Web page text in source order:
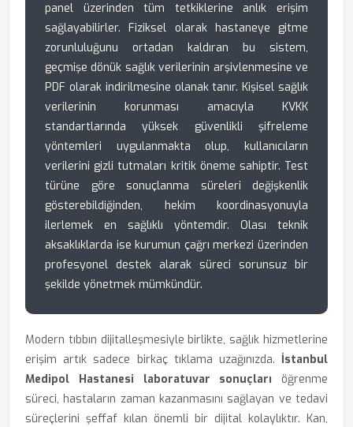
panel üzerinden tüm tetkiklerine anlık erişim
sağlayabilirler. Fiziksel olarak hastaneye gitme
zorunluluğunu ortadan kaldıran bu sistem,
geçmişe dönük sağlık verilerinin arşivlenmesine ve
PDF olarak indirilmesine olanak tanır. Kişisel sağlık
verilerinin korunması amacıyla KVKK
standartlarında yüksek güvenlikli şifreleme
yöntemleri uygulanmakta olup, kullanıcıların
verilerini gizli tutmaları kritik öneme sahiptir. Test
türüne göre sonuçlanma süreleri değişkenlik
gösterebildiğinden, hekim koordinasyonuyla
ilerlemek en sağlıklı yöntemdir. Olası teknik
aksaklıklarda ise kurumun çağrı merkezi üzerinden
profesyonel destek alarak süreci sorunsuz bir
şekilde yönetmek mümkündür.
Modern tıbbın dijitalleşmesiyle birlikte, sağlık hizmetlerine
erişim artık sadece birkaç tıklama uzağınızda. İstanbul
Medipol Hastanesi laboratuvar sonuçları öğrenme
süreci, hastaların zaman kazanmasını sağlayan ve tedavi
süreçlerini şeffaf kılan önemli bir dijital kolaylıktır. Kan,